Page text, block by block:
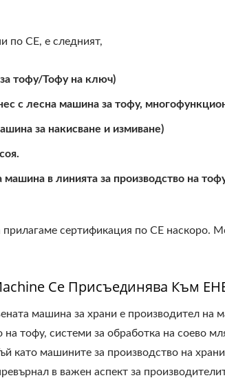
по CE, е следният,
тофу/Тофу на ключ)
с лесна машина за тофу,
за накисване и измиване)
машина в линията за производство на
сертификация по CE наскоро.
Се Присъединява Към
машина за храни е производител на
на тофу, системи за обработка на соево
като машините за производство на
в важен аспект за